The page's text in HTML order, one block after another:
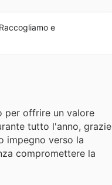
Raccogliamo e
per offrire un valore
tutto l'anno, grazie
impegno verso la
compromettere la